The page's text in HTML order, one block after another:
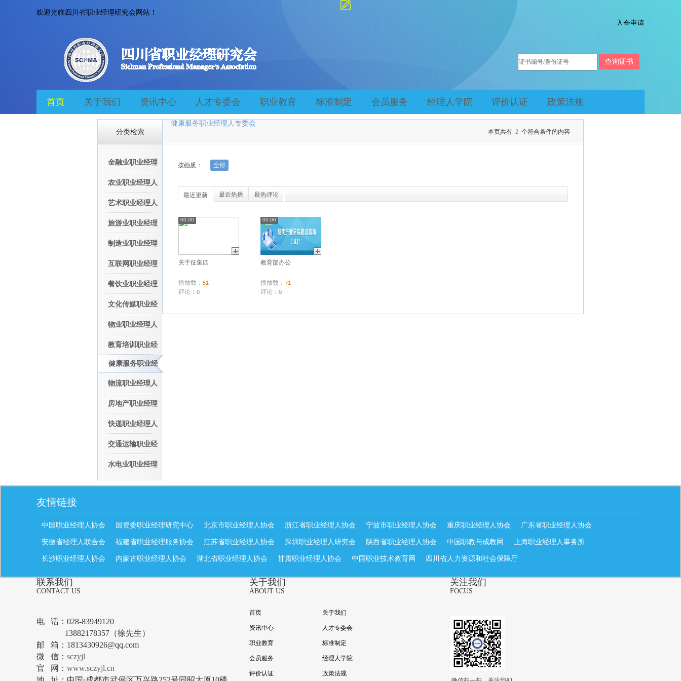
欢迎光临四川省职业经理研究会网站！
入会申请
在线报名
首页 关于我们 资讯中心 人才专委会 职业教育 标准制定 会员服务 经理人学院 评价认证 政策法规
分类检索
金融业职业经理
人专委会
农业职业经理人
专委会
艺术职业经理人
专委会
旅游业职业经理
人专委会
制造业职业经理
人专委会
互联网职业经理
人专委会
餐饮业职业经理
人专委会
文化传媒职业经
理人专委会
物业职业经理人
专委会
教育培训职业经
理人专委会
健康服务职业经
理人专委会
物流职业经理人
专委会
房地产职业经理
人专委会
快递职业经理人
专委会
交通运输职业经
理人专委会
水电业职业经理
人专委会
本页共有 2 个符合条件的内容
健康服务职业经理人专委会
按画质： 全部
最近更新 最近热播 最热评论
00:00
关于征集四
播放数： 51
评论： 0
00:00
教育部办公
播放数： 71
评论： 0
友情链接
中国职业经理人协会 国资委职业经理研究中心 北京市职业经理人协会 浙江省职业经理人协会 宁波市职业经理人协会 重庆职业经理人协会 广东省职业经理人协会
安徽省经理人联合会 福建省职业经理服务协会 江苏省职业经理人协会 深圳职业经理人研究会 陕西省职业经理人协会 中国职教与成教网 上海职业经理人事务所
长沙职业经理人协会 内蒙古职业经理人协会 湖北省职业经理人协会 甘肃职业经理人协会 中国职业技术教育网 四川省人力资源和社会保障厅
联系我们
CONTACT US
电 话： 028-83949120
13882178357 （徐先生）
邮 箱：1813430926@qq.com
微 信： sczyjl
官 网： www.sczyjl.cn
关于我们
ABOUT US
首页 关于我们
资讯中心 人才专委会
职业教育 标准制定
会员服务 经理人学院
评价认证 政策法规
关注我们
FOCUS